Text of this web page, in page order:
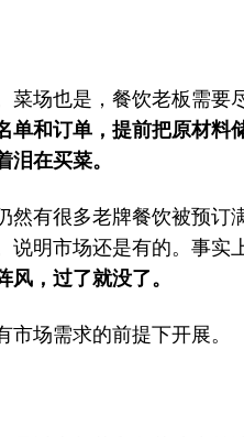
菜场也是，餐饮老板需要
单和订单，提前把原材料
在买菜。
然有很多老牌餐饮被预订
说明市场还是有的。事实
，过了就没了。
场需求的前提下开展。